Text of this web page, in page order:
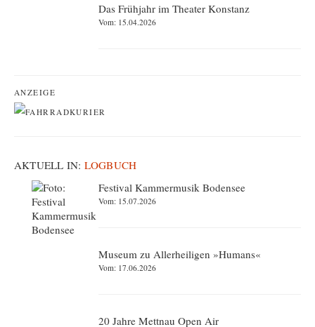
Das Frühjahr im Theater Konstanz
Vom: 15.04.2026
ANZEIGE
AKTUELL IN: LOGBUCH
Festival Kammermusik Bodensee
Vom: 15.07.2026
Museum zu Allerheiligen »Humans«
Vom: 17.06.2026
20 Jahre Mettnau Open Air